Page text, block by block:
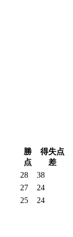
勝
点
得失点
差
28
38
27
24
25 24